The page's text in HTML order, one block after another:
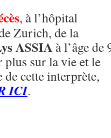
, à l’hôpital
Zurich, de la
ASSIA à l’âge de
plus sur la vie et le
cette interprète,
ICI.